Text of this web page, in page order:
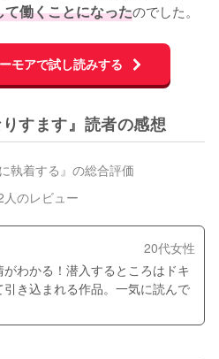
働くことになったのでした。
モアで試し読みする
すます』読者の感想
執着する』 の総合評価
人のレビュー
20代女性
わかる！潜入するところはドキ
引き込まれる作品。一気に読んで